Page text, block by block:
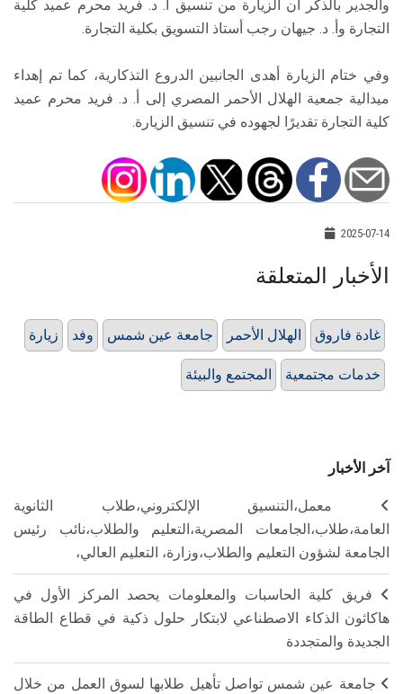
والجدير بالذكر أن الزيارة من تنسيق أ. د. فريد محرم عميد كلية
التجارة وأ. د. جيهان رجب أستاذ التسويق بكلية التجارة.
وفي ختام الزيارة أهدى الجانبين الدروع التذكارية، كما تم إهداء
ميدالية جمعية الهلال الأحمر المصري إلى أ. د. فريد محرم عميد
كلية التجارة تقديرًا لجهوده في تنسيق الزيارة.
2025-07-14
الأخبار المتعلقة
زيارة وفد جامعة عين شمس الهلال الأحمر غادة فاروق
المجتمع والبيئة خدمات مجتمعية
آخر الأخبار
معمل،التنسيق الإلكتروني،طلاب الثانوية
العامة،طلاب،الجامعات المصرية،التعليم والطلاب،نائب رئيس
الجامعة لشؤون التعليم والطلاب،وزارة، التعليم العالي،
فريق كلية الحاسبات والمعلومات يحصد المركز الأول في
هاكاثون الذكاء الاصطناعي لابتكار حلول ذكية في قطاع الطاقة
الجديدة والمتجددة
جامعة عين شمس تواصل تأهيل طلابها لسوق العمل من خلال